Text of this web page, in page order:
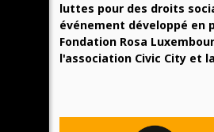
copier
luttes pour des droits
événement développé en
Fondation Rosa
l'association Civic City et